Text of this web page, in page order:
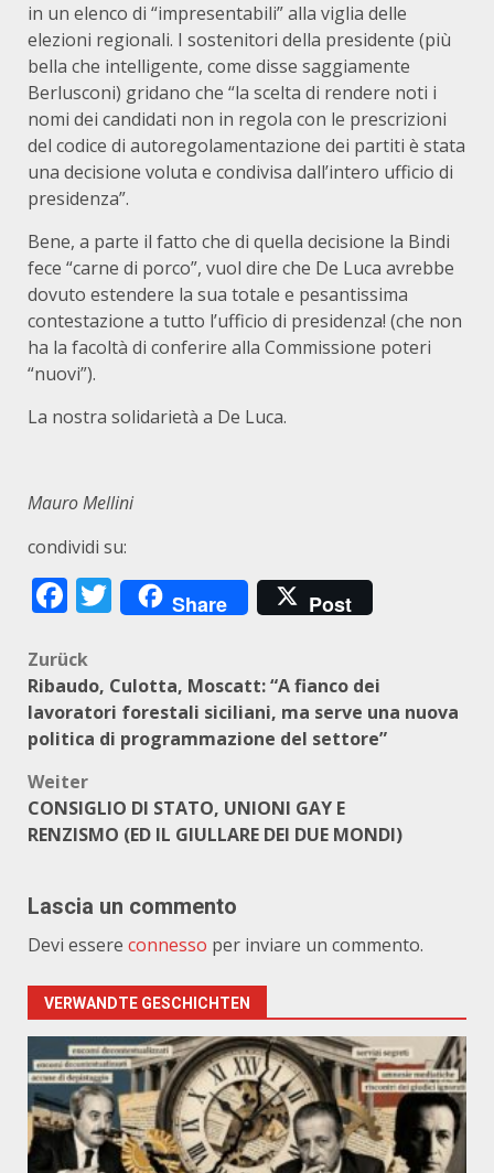
in un elenco di “impresentabili” alla viglia delle
elezioni regionali. I sostenitori della presidente (più
bella che intelligente, come disse saggiamente
Berlusconi) gridano che “la scelta di rendere noti i
nomi dei candidati non in regola con le prescrizioni
del codice di autoregolamentazione dei partiti è stata
una decisione voluta e condivisa dall’intero ufficio di
presidenza”.
Bene, a parte il fatto che di quella decisione la Bindi
fece “carne di porco”, vuol dire che De Luca avrebbe
dovuto estendere la sua totale e pesantissima
contestazione a tutto l’ufficio di presidenza! (che non
ha la facoltà di conferire alla Commissione poteri
“nuovi”).
La nostra solidarietà a De Luca.
Mauro Mellini
condividi su:
Facebook
Twitter
Share Post
Beitragsnavigation
Zurück
Ribaudo, Culotta, Moscatt: “A fianco dei
lavoratori forestali siciliani, ma serve una nuova
politica di programmazione del settore”
Weiter
CONSIGLIO DI STATO, UNIONI GAY E
RENZISMO (ED IL GIULLARE DEI DUE MONDI)
Lascia un commento
Devi essere connesso per inviare un commento.
VERWANDTE GESCHICHTEN